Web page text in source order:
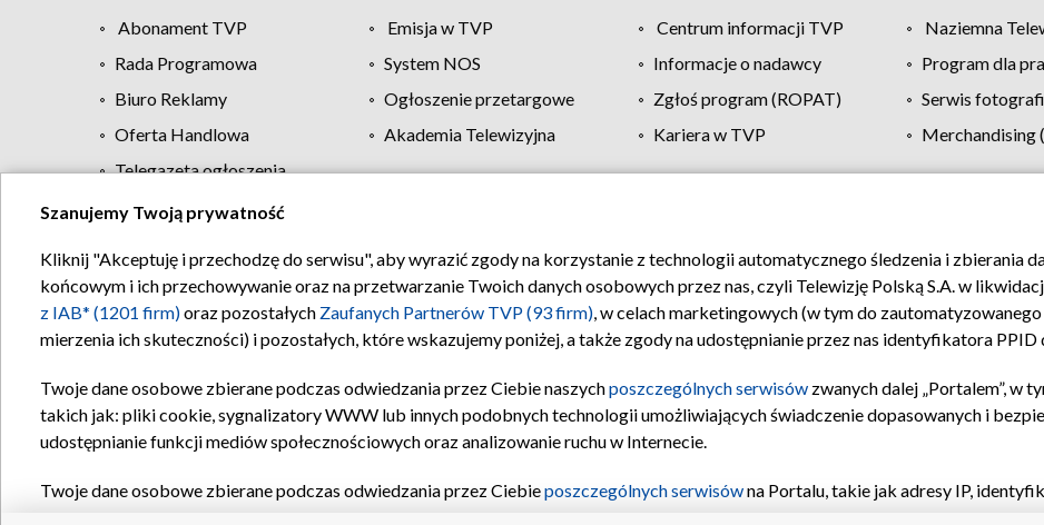
Abonament TVP Emisja w TVP Centrum informacji TVP Naziemna
Rada Programowa
System NOS Informacje o nadawcy
Program dla
Biuro Reklamy
Ogłoszenie przetargowe Zgłoś program (ROPAT)
Serwis
Oferta Handlowa
Akademia Telewizyjna Kariera w TVP
Merchandising
Telegazeta ogłoszenia
Regulamin TVP Polityka prywatności Moje zgody Pomoc Biuro reklamy
Szanujemy Twoją prywatność
Kliknij "Akceptuję i przechodzę do serwisu", aby wyrazić zgody na korzystanie z technologii automatycznego śledzenia i zbierania
końcowym i ich przechowywanie oraz na przetwarzanie Twoich danych osobowych przez nas, czyli Telewizję Polską S.A. w
z IAB* (1201 firm)oraz pozostałych Zaufanych Partnerów TVP (93 firm), w celach marketingowych (w tym do
mierzenia ich skuteczności) i pozostałych, które wskazujemy poniżej, a także zgody na udostępnianie przez nas identyfikatora PPID
Twoje dane osobowe zbierane podczas odwiedzania przez Ciebie naszychposzczególnych serwisów zwanych dalej „Portalem”, w
takich jak: pliki cookie, sygnalizatory WWW lub innych podobnych technologii umożliwiających świadczenie dopasowanych i
udostępnianie funkcji mediów społecznościowych oraz analizowanie ruchu w Internecie.
Twoje dane osobowe zbierane podczas odwiedzania przez Ciebieposzczególnych serwisówna Portalu, takie jak adresy IP,